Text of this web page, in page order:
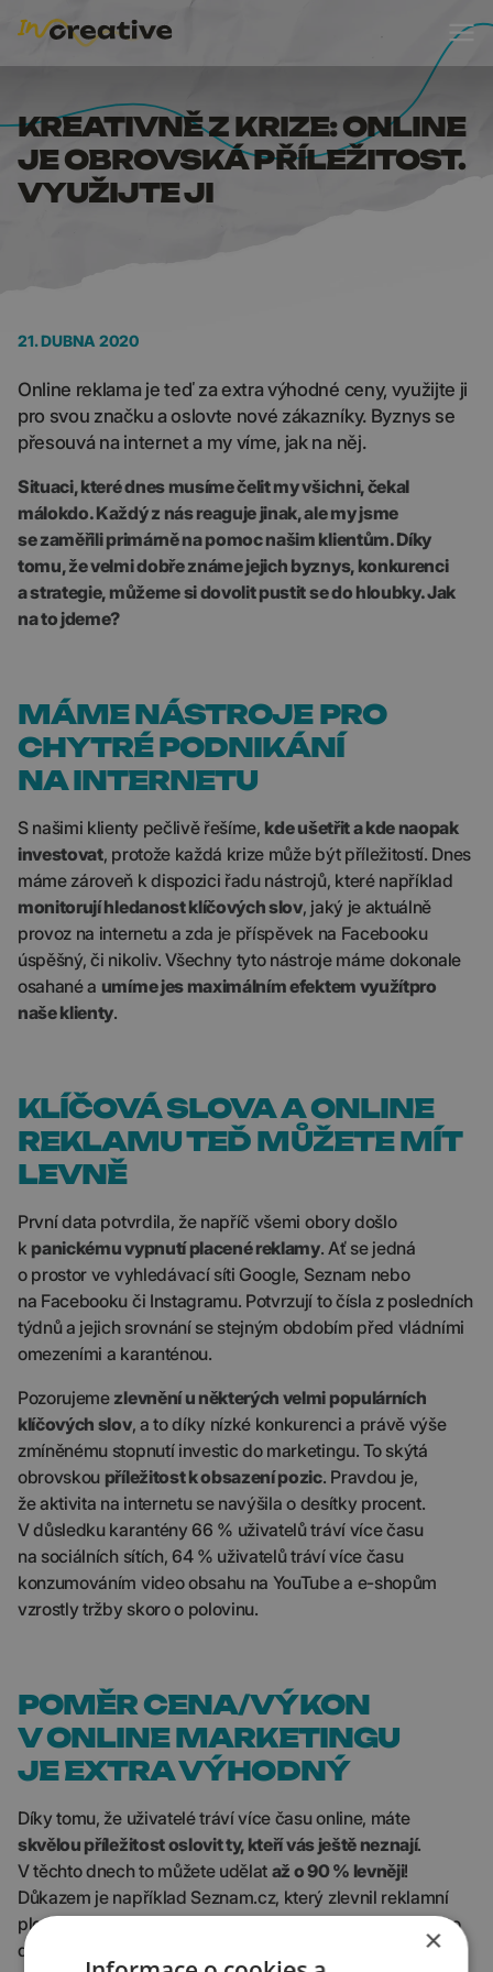
KREATIVNĚ Z KRIZE:
KREATIVNĚ Z KRIZE: ONLINE
JE OBROVSKÁ PŘÍLEŽITOST.
VYUŽIJTE JI
21. DUBNA 2020
Online reklama je teď za extra výhodné ceny, využijte ji
pro svou značku a oslovte nové zákazníky. Byznys se
přesouvá na internet a my víme, jak na něj.
Situaci, které dnes musíme čelit my všichni, čekal
málokdo. Každý z nás reaguje jinak, ale my jsme
se zaměřili primárně na pomoc našim klientům. Díky
tomu, že velmi dobře známe jejich byznys, konkurenci
a strategie, můžeme si dovolit pustit se do hloubky. Jak
na to jdeme?
MÁME NÁSTROJE PRO
CHYTRÉ PODNIKÁNÍ
NA INTERNETU
S našimi klienty pečlivě řešíme, kde ušetřit a kde naopak
investovat, protože každá krize může být příležitostí. Dnes
máme zároveň k dispozici řadu nástrojů, které například
monitorují hledanost klíčových slov, jaký je aktuálně
provoz na internetu a zda je příspěvek na Facebooku
úspěšný, či nikoliv. Všechny tyto nástroje máme dokonale
osahané a umíme jes maximálním efektem využítpro
naše klienty.
KLÍČOVÁ SLOVA A ONLINE
REKLAMU TEĎ MŮŽETE MÍT
LEVNĚ
První data potvrdila, že napříč všemi obory došlo
k panickému vypnutí placené reklamy. Ať se jedná
o prostor ve vyhledávací síti Google, Seznam nebo
na Facebooku či Instagramu. Potvrzují to čísla z posledních
týdnů a jejich srovnání se stejným obdobím před vládními
omezeními a karanténou.
Pozorujeme zlevnění u některých velmi populárních
klíčových slov, a to díky nízké konkurenci a právě výše
zmíněnému stopnutí investic do marketingu. To skýtá
obrovskou příležitost k obsazení pozic. Pravdou je,
že aktivita na internetu se navýšila o desítky procent.
V důsledku karantény 66 % uživatelů tráví více času
na sociálních sítích, 64 % uživatelů tráví více času
konzumováním video obsahu na YouTube a e-shopům
vzrostly tržby skoro o polovinu.
POMĚR CENA/VÝKON
V ONLINE MARKETINGU
JE EXTRA VÝHODNÝ
Díky tomu, že uživatelé tráví více času online, máte
skvělou příležitost oslovit ty, kteří vás ještě neznají.
V těchto dnech to můžete udělat až o 90 % levněji!
Důkazem je například Seznam.cz, který zlevnil reklamní
plochy na svých webech až o 90 % a umožňuje tak v této
době
×